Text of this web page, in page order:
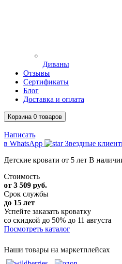
Диваны
Отзывы
Сертификаты
Блог
Доставка и оплата
Корзина 0 товаров
Написать
в WhatsApp
Звездные
Детские кровати от 5 лет В
Стоимость
от 3 509 руб.
Срок службы
до 15 лет
Успейте заказать кроватку
со скидкой до 50% до 11 августа
Посмотреть каталог
Наши товары на маркетплейсах